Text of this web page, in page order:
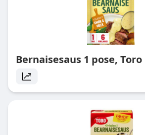
Bernaisesaus 1 pose, Toro